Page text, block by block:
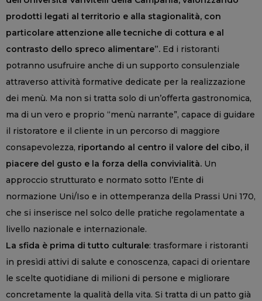
prodotti legati al territorio e alla stagionalità, con
particolare attenzione alle tecniche di cottura e al
contrasto dello spreco alimentare”. Ed i ristoranti
potranno usufruire anche di un supporto consulenziale
attraverso attività formative dedicate per la realizzazione
dei menù. Ma non si tratta solo di un’offerta gastronomica,
ma di un vero e proprio “menù narrante”, capace di guidare
il ristoratore e il cliente in un percorso di maggiore
consapevolezza, riportando al centro il valore del cibo, il
piacere del gusto e la forza della convivialità. Un
approccio strutturato e normato sotto l’Ente di
normazione Uni/Iso e in ottemperanza della Prassi Uni 170,
che si inserisce nel solco delle pratiche regolamentate a
livello nazionale e internazionale.
La sfida è prima di tutto culturale: trasformare i ristoranti
in presìdi attivi di salute e conoscenza, capaci di orientare
le scelte quotidiane di milioni di persone e migliorare
concretamente la qualità della vita. Si tratta di un patto già